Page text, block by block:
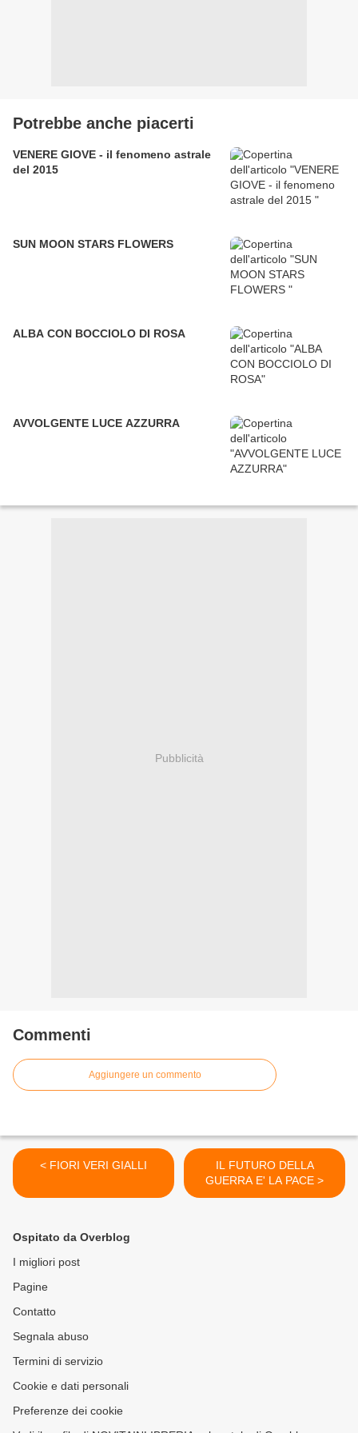
Potrebbe anche piacerti
VENERE GIOVE - il fenomeno astrale
del 2015
SUN MOON STARS FLOWERS
ALBA CON BOCCIOLO DI ROSA
AVVOLGENTE LUCE AZZURRA
Pubblicità
Commenti
Aggiungere un commento
< FIORI VERI GIALLI
IL FUTURO DELLA
GUERRA E' LA PACE >
Ospitato da Overblog
I migliori post
Pagine
Contatto
Segnala abuso
Termini di servizio
Cookie e dati personali
Preferenze dei cookie